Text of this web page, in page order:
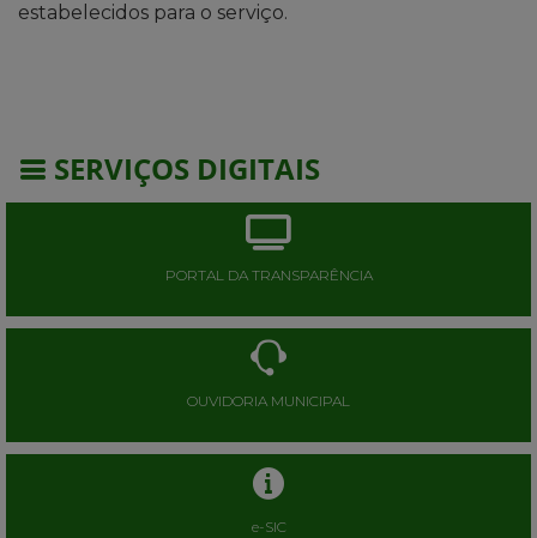
estabelecidos para o serviço.
SERVIÇOS DIGITAIS
PORTAL DA TRANSPARÊNCIA
OUVIDORIA MUNICIPAL
e-SIC